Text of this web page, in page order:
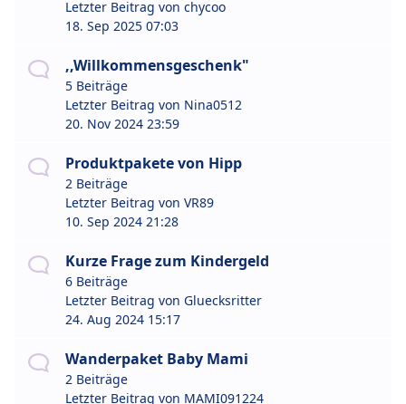
Letzter Beitrag von chycoo
18. Sep 2025 07:03
,,Willkommensgeschenk"
5 Beiträge
Letzter Beitrag von Nina0512
20. Nov 2024 23:59
Produktpakete von Hipp
2 Beiträge
Letzter Beitrag von VR89
10. Sep 2024 21:28
Kurze Frage zum Kindergeld
6 Beiträge
Letzter Beitrag von Gluecksritter
24. Aug 2024 15:17
Wanderpaket Baby Mami
2 Beiträge
Letzter Beitrag von MAMI091224